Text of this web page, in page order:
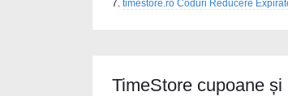
timestore.ro Coduri Reducere
TimeStore cupoane